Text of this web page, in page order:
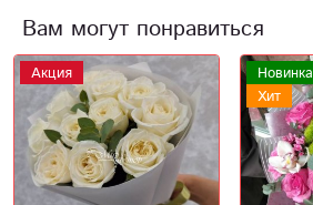
Вам могут понравиться
Новинка
Хит
Новинка
Акция